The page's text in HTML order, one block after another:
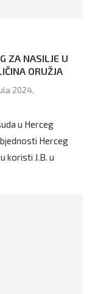
ZA NASILJE U
ORUŽJA
2024,
u Herceg
Herceg
koristi J.B. u